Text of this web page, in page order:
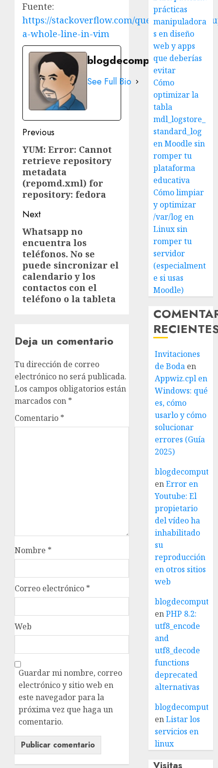
Fuente:
https://stackoverflow.com/questions/73319/
a-whole-line-in-vim
blogdecomputo.com
See Full Bio
Post
navigation
Previous
Previous
post:
YUM: Error: Cannot
retrieve repository
metadata
(repomd.xml) for
repository: fedora
Next
Next
post:
Whatsapp no
encuentra los
teléfonos. No se
puede sincronizar el
calendario y los
contactos con el
teléfono o la tableta
Deja un comentario
Tu dirección de correo
electrónico no será publicada.
Los campos obligatorios están
marcados con *
Comentario *
Nombre *
Correo electrónico *
Web
Guardar mi nombre, correo
electrónico y sitio web en
este navegador para la
próxima vez que haga un
comentario.
prácticas
manipuladora
s en diseño
web y apps
que deberías
evitar
Cómo
optimizar la
tabla
mdl_logstore_
standard_log
en Moodle sin
romper tu
plataforma
educativa
Cómo limpiar
y optimizar
/var/log en
Linux sin
romper tu
servidor
(especialment
e si usas
Moodle)
Invitaciones
de Boda en
Appwiz.cpl en
Windows: qué
es, cómo
usarlo y cómo
solucionar
errores (Guía
2025)
enError en
Youtube: El
propietario
del vídeo ha
inhabilitado
su
reproducción
en otros sitios
web
enPHP 8.2:
utf8_encode
and
utf8_decode
functions
deprecated
alternativas
enListar los
servicios en
linux
Visitas